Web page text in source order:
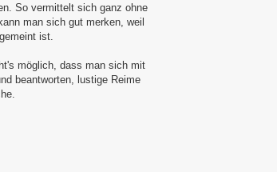
So vermittelt sich ganz ohne
man sich gut merken, weil
ist.
möglich, dass man sich mit
beantworten, lustige Reime